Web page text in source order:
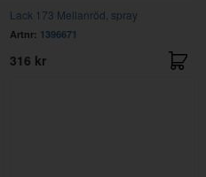
Lack 173 Mellanröd, spray
Artnr: 1396671
316 kr